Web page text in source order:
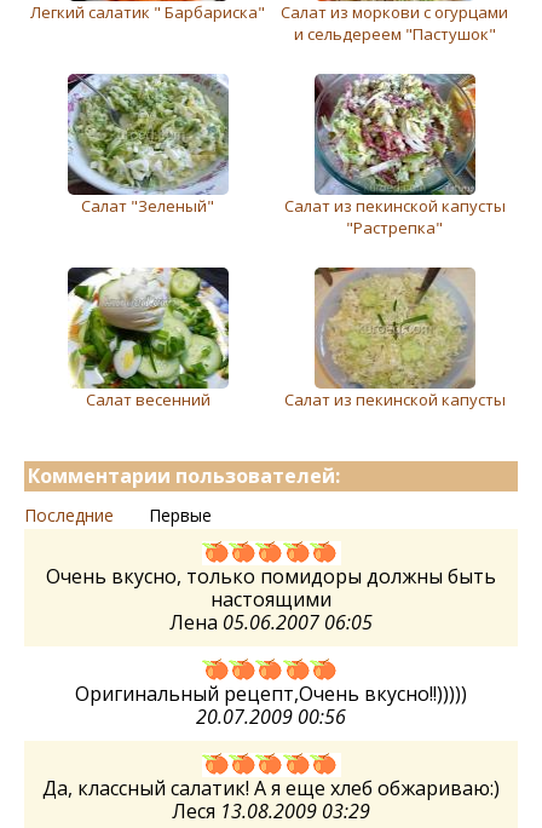
Легкий салатик " Барбариска"
Салат из моркови с огурцами
и сельдереем "Пастушок"
Салат "Зеленый"
Салат из пекинской капусты
"Растрепка"
Салат вeсeнний Салат из пекинской капусты
Комментарии пользователей:
Последние Первые
Очень вкусно, только помидоры должны быть
настоящими
Лена 05.06.2007 06:05
Оригинальный рецепт,Очень вкусно!!)))))
20.07.2009 00:56
Да, классный салатик! А я еще хлеб обжариваю:)
Леся 13.08.2009 03:29